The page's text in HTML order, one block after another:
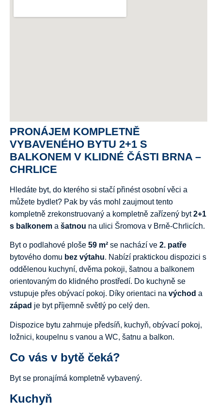
PRONÁJEM KOMPLETNĚ
VYBAVENÉHO BYTU 2+1 S
BALKONEM V KLIDNÉ ČÁSTI BRNA –
CHRLICE
Hledáte byt, do kterého si stačí přinést osobní věci a
můžete bydlet? Pak by vás mohl zaujmout tento
kompletně zrekonstruovaný a kompletně zařízený byt2+1
s balkonem a šatnou na ulici Šromova v Brně-Chrlicích.
Byt o podlahové ploše 59 m² se nachází ve 2. patře
bytového domu bez výtahu. Nabízí praktickou dispozici s
oddělenou kuchyní, dvěma pokoji, šatnou a balkonem
orientovaným do klidného prostředí. Do kuchyně se
vstupuje přes obývací pokoj. Díky orientaci na východ a
západ je byt příjemně světlý po celý den.
Dispozice bytu zahrnuje předsíň, kuchyň, obývací pokoj,
ložnici, koupelnu s vanou a WC, šatnu a balkon.
Co vás v bytě čeká?
Byt se pronajímá kompletně vybavený.
Kuchyň